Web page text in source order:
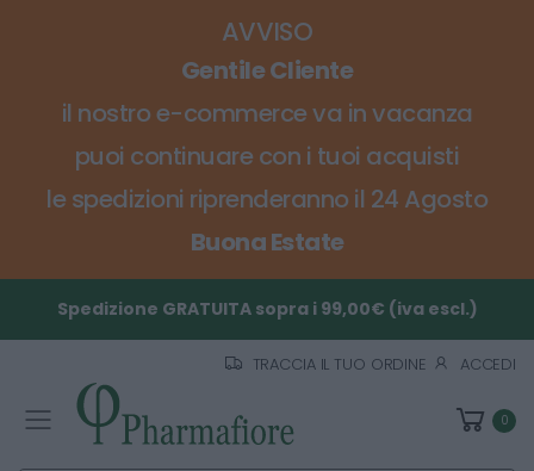
AVVISO
Gentile Cliente
il nostro e-commerce va in vacanza
puoi continuare con i tuoi acquisti
le spedizioni riprenderanno il 24 Agosto
Buona Estate
Spedizione GRATUITA sopra i 99,00€ (iva escl.)
TRACCIA IL TUO ORDINE ACCEDI
Toggle mobile menu 0